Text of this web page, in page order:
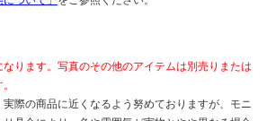
ります。写真のその他のアイテムは別売りまたは
際の商品に近くなるよう努めておりますが、モニ